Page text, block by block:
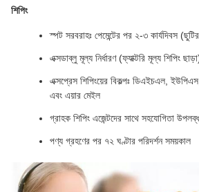
শিপিং
স্পট সরবরাহঃ পেমেন্টের পর ২-৩ কার্যদিবস
এক্সডাব্লু মূল্য নির্ধারণ (ফ্যাক্টরি মূল্য শিপিং
এক্সপ্রেস শিপিংয়ের বিকল্পঃ ডিএইচএল,
এবং এয়ার মেইল
গ্রাহক শিপিং এজেন্টদের সাথে সহযোগিতা উপলব্ধ
পণ্য গ্রহণের পর ৭২ ঘণ্টার পরিদর্শন সময়কাল